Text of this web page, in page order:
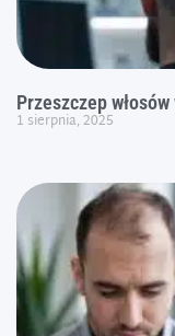
Przeszczep
1 sierpnia, 2025